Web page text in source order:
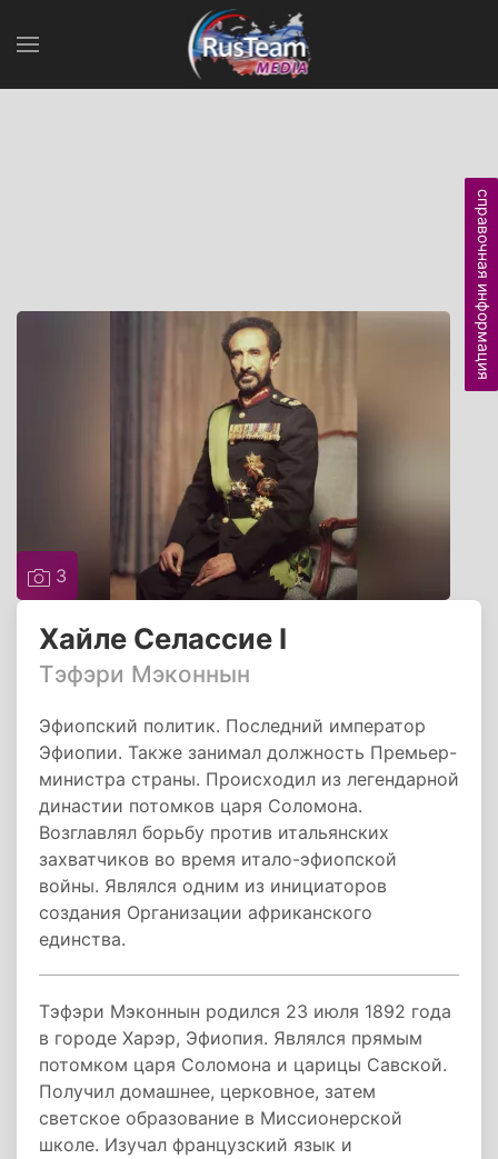
3
Хайле Селассие I
Тэфэри Мэконнын
Эфиопский политик. Последний император
Эфиопии. Также занимал должность Премьер-
министра страны. Происходил из легендарной
династии потомков царя Соломона.
Возглавлял борьбу против итальянских
захватчиков во время итало-эфиопской
войны. Являлся одним из инициаторов
создания Организации африканского
единства.
Тэфэри Мэконнын родился 23 июля 1892 года
в городе Харэр, Эфиопия. Являлся прямым
потомком царя Соломона и царицы Савской.
Получил домашнее, церковное, затем
светское образование в Миссионерской
школе. Изучал французский язык и
справочная информация